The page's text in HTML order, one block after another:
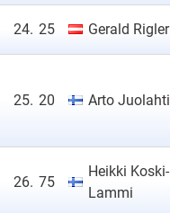
24. 25 Gerald Rigler
25. 20 Arto Juolahti
26. 75
Heikki Koski-
Lammi